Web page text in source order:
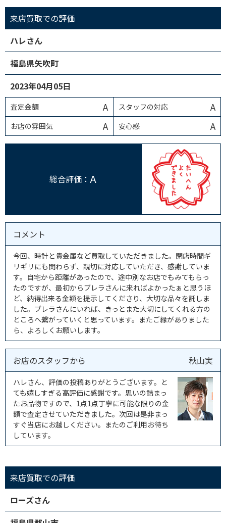
来店買取での評価
ハレさん
福島県矢吹町
2023年04月05日
査定金額 A スタッフの対応 A
お店の雰囲気 A 安心感 A
総合評価： A
コメント
今回、時計と貴金属など買取していただきました。閉店時間ギ
リギリにも関わらず、親切に対応していただき、感謝していま
す。自宅から距離があったので、途中別なお店でもみてもらっ
たのですが、最初からブレラさんに来ればよかったぁと思うほ
ど、納得出来る金額を提示してくださり、大切な品々を託しま
した。ブレラさんにいれば、きっとまた大切にしてくれる方の
ところへ繋がっていくと思っています。またご縁がありました
ら、よろしくお願いします。
お店のスタッフから 秋山実
ハレさん、評価の投稿ありがとうございます。と
ても嬉しすぎる高評価に感謝です。思いの詰まっ
たお品物ですので、1点1点丁寧に可能な限りの金
額で査定させていただきました。次回は是非まっ
すぐ当店にお越しください。またのご利用お待ち
しています。
来店買取での評価
ローズさん